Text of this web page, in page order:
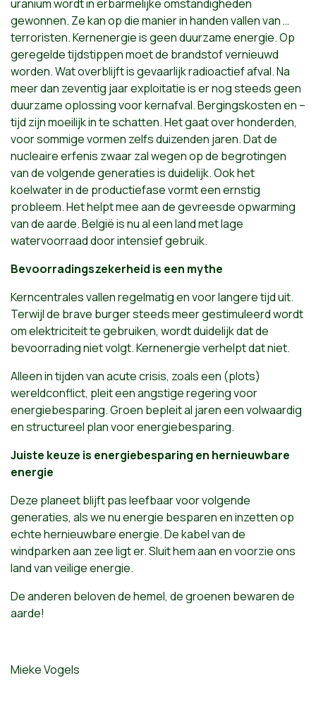
uranium wordt in erbarmelijke omstandigheden
gewonnen. Ze kan op die manier in handen vallen van …
terroristen. Kernenergie is geen duurzame energie. Op
geregelde tijdstippen moet de brandstof vernieuwd
worden. Wat overblijft is gevaarlijk radioactief afval. Na
meer dan zeventig jaar exploitatie is er nog steeds geen
duurzame oplossing voor kernafval. Bergingskosten en –
tijd zijn moeilijk in te schatten. Het gaat over honderden,
voor sommige vormen zelfs duizenden jaren. Dat de
nucleaire erfenis zwaar zal wegen op de begrotingen
van de volgende generaties is duidelijk. Ook het
koelwater in de productiefase vormt een ernstig
probleem. Het helpt mee aan de gevreesde opwarming
van de aarde. België is nu al een land met lage
watervoorraad door intensief gebruik.
Bevoorradingszekerheid is een mythe
Kerncentrales vallen regelmatig en voor langere tijd uit.
Terwijl de brave burger steeds meer gestimuleerd wordt
om elektriciteit te gebruiken, wordt duidelijk dat de
bevoorrading niet volgt. Kernenergie verhelpt dat niet.
Alleen in tijden van acute crisis, zoals een (plots)
wereldconflict, pleit een angstige regering voor
energiebesparing. Groen bepleit al jaren een volwaardig
en structureel plan voor energiebesparing.
Juiste keuze is energiebesparing en hernieuwbare
energie
Deze planeet blijft pas leefbaar voor volgende
generaties, als we nu energie besparen en inzetten op
echte hernieuwbare energie. De kabel van de
windparken aan zee ligt er. Sluit hem aan en voorzie ons
land van veilige energie.
De anderen beloven de hemel, de groenen bewaren de
aarde!
Mieke Vogels